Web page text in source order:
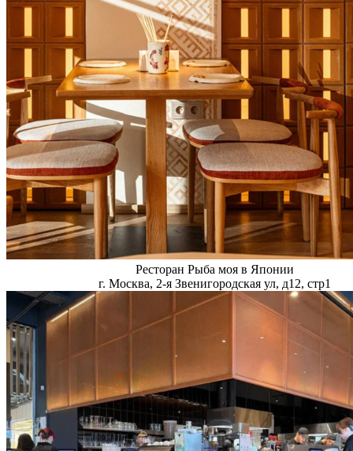
Ресторан Рыба моя в Японии
г. Москва, 2-я Звенигородская ул, д12, стр1